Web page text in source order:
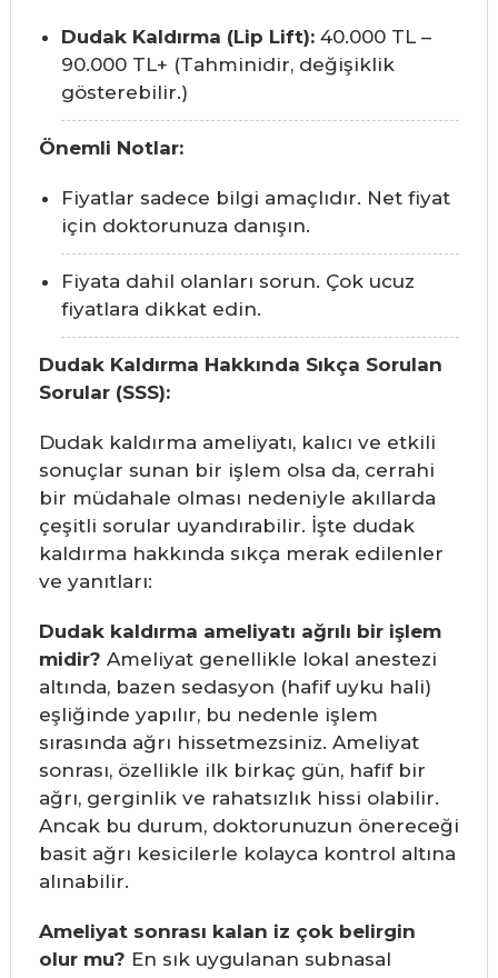
Dudak Kaldırma (Lip Lift):40.000 TL –
90.000 TL+ (Tahminidir, değişiklik
gösterebilir.)
Önemli Notlar:
Fiyatlar sadece bilgi amaçlıdır. Net fiyat
için doktorunuza danışın.
Fiyata dahil olanları sorun. Çok ucuz
fiyatlara dikkat edin.
Dudak Kaldırma Hakkında Sıkça Sorulan
Sorular (SSS):
Dudak kaldırma ameliyatı, kalıcı ve etkili
sonuçlar sunan bir işlem olsa da, cerrahi
bir müdahale olması nedeniyle akıllarda
çeşitli sorular uyandırabilir. İşte dudak
kaldırma hakkında sıkça merak edilenler
ve yanıtları:
Dudak kaldırma ameliyatı ağrılı bir işlem
midir? Ameliyat genellikle lokal anestezi
altında, bazen sedasyon (hafif uyku hali)
eşliğinde yapılır, bu nedenle işlem
sırasında ağrı hissetmezsiniz. Ameliyat
sonrası, özellikle ilk birkaç gün, hafif bir
ağrı, gerginlik ve rahatsızlık hissi olabilir.
Ancak bu durum, doktorunuzun önereceği
basit ağrı kesicilerle kolayca kontrol altına
alınabilir.
Ameliyat sonrası kalan iz çok belirgin
olur mu? En sık uygulanan subnasal